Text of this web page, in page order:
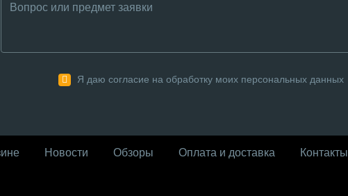
Я даю согласие на обработку моих персональных данных
Новости Обзоры Оплата и доставка Контакты